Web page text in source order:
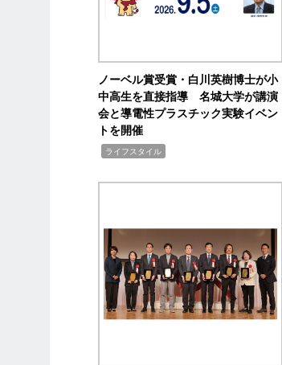
ノーベル賞受賞・白川英樹博士が小
中高生を直接指導 名城大学が講演
会と導電性プラスチック実験イベン
トを開催
ライフスタイル